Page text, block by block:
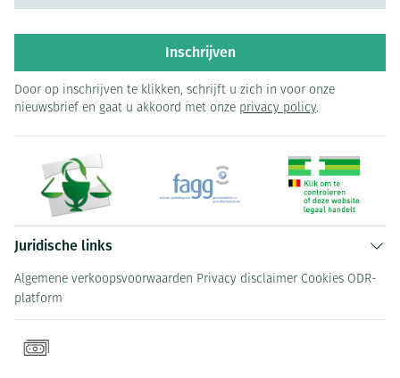
Inschrijven
Door op inschrijven te klikken, schrijft u zich in voor onze
nieuwsbrief en gaat u akkoord met onze privacy policy.
Juridische links
Algemene verkoopsvoorwaarden Privacy disclaimer Cookies ODR-
platform